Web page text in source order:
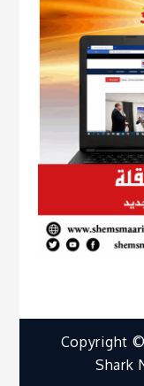
Copyright
Shark